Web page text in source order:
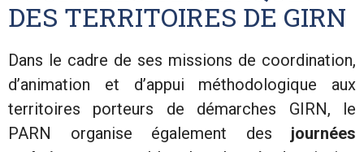
DES TERRITOIRES DE GIRN
Dans le cadre de ses missions de coordination,
d’animation et d’appui méthodologique aux
territoires porteurs de démarches GIRN, le
PARN organise également des journées